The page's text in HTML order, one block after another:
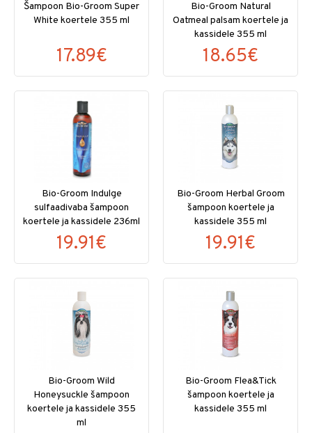
Šampoon Bio-Groom Super
White koertele 355 ml
17.89€
Bio-Groom Natural
Oatmeal palsam koertele ja
kassidele 355 ml
18.65€
Bio-Groom Indulge
sulfaadivaba šampoon
koertele ja kassidele 236ml
19.91€
Bio-Groom Herbal Groom
šampoon koertele ja
kassidele 355 ml
19.91€
Bio-Groom Wild
Honeysuckle šampoon
koertele ja kassidele 355
ml
Bio-Groom Flea&Tick
šampoon koertele ja
kassidele 355 ml